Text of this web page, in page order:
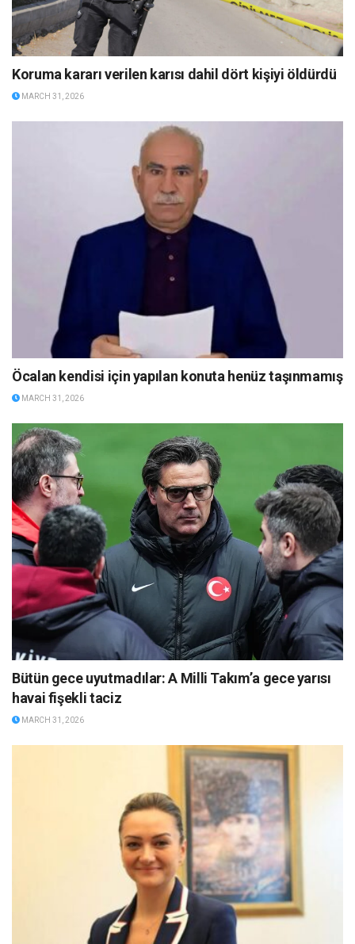
Koruma kararı verilen karısı dahil dört kişiyi öldürdü
MARCH 31, 2026
Öcalan kendisi için yapılan konuta henüz taşınmamış
MARCH 31, 2026
Bütün gece uyutmadılar: A Milli Takım’a gece yarısı
havai fişekli taciz
MARCH 31, 2026